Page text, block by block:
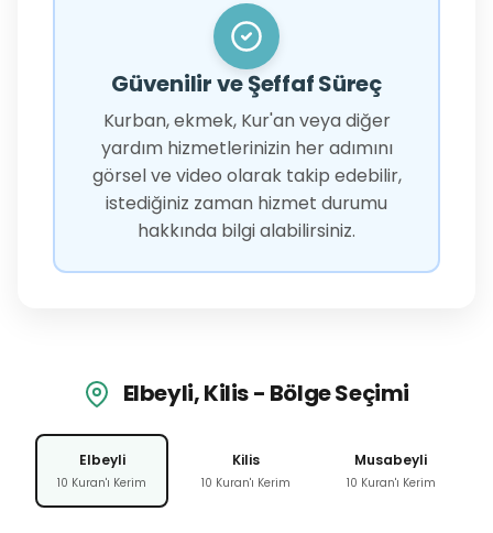
Güvenilir ve Şeffaf Süreç
Kurban, ekmek, Kur'an veya diğer
yardım hizmetlerinizin her adımını
görsel ve video olarak takip edebilir,
istediğiniz zaman hizmet durumu
hakkında bilgi alabilirsiniz.
Elbeyli, Kilis - Bölge Seçimi
Elbeyli
10 Kuran'ı Kerim
Kilis
10 Kuran'ı Kerim
Musabeyli
10 Kuran'ı Kerim